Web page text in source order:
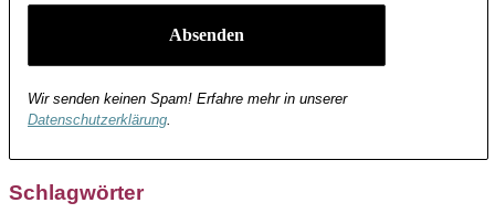
Wir senden keinen Spam! Erfahre mehr in unserer
Datenschutzerklärung.
Schlagwörter